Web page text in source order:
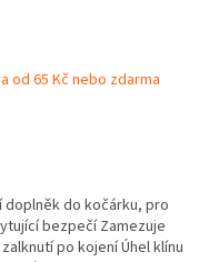
od 65 Kč nebo zdarma
doplněk do kočárku, pro
bezpečí Zamezuje
po kojení Úhel klínu